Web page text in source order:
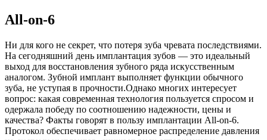
All-on-6
Ни для кого не секрет, что потеря зуба чревата последствиями.
На сегодняшний день имплантация зубов — это идеальный
выход для восстановления зубного ряда искусственным
аналогом. Зубной имплант выполняет функции обычного
зуба, не уступая в прочности.Однако многих интересует
вопрос: какая современная технология пользуется спросом и
одержала победу по соотношению надежности, цены и
качества? Факты говорят в пользу имплантации All-on-6.
Протокол обеспечивает равномерное распределение давления